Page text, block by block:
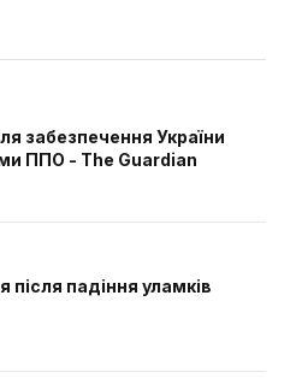
забезпечення України
ППО - The Guardian
після падіння уламків